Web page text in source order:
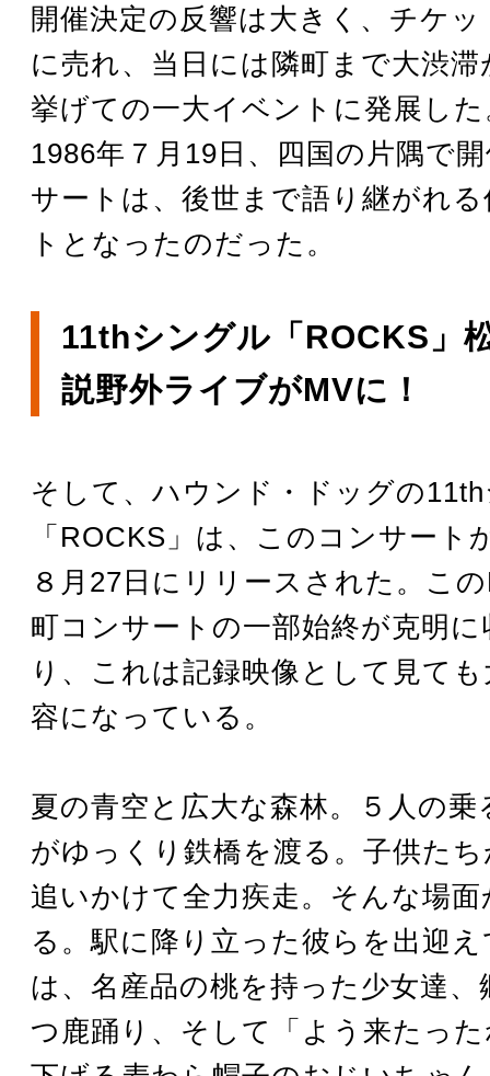
開催決定の反響は大きく、チケ
に売れ、当日には隣町まで大渋
挙げての一大イベントに発展し
1986年７月19日、四国の片隅で
サートは、後世まで語り継がれ
トとなったのだった。
11thシングル「ROCKS」
説野外ライブがMVに！
そして、ハウンド・ドッグの
「ROCKS」は、このコンサート
８月27日にリリースされた。こ
町コンサートの一部始終が克明
り、これは記録映像として見て
容になっている。
夏の青空と広大な森林。５人の乗
がゆっくり鉄橋を渡る。子供た
追いかけて全力疾走。そんな場
る。駅に降り立った彼らを出迎
は、名産品の桃を持った少女達、
つ鹿踊り、そして「よう来たっ